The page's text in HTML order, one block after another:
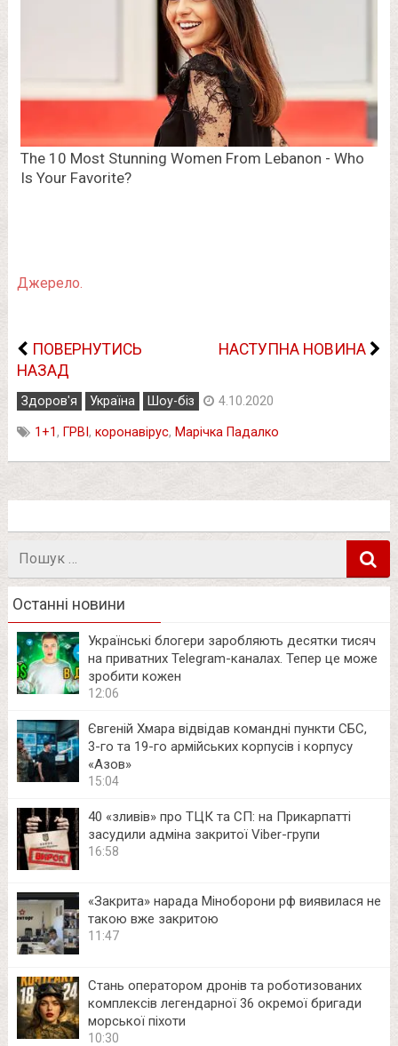
Джерело.
ПОВЕРНУТИСЬ
НАЗАД
НАСТУПНА НОВИНА
Здоров'я Україна Шоу-біз 4.10.2020
1+1, ГРВІ , коронавірус, Марічка Падалко
Пошук
Останні новини
Українські блогери заробляють десятки тисяч
на приватних Telegram-каналах. Тепер це може
зробити кожен
12:06
Євгеній Хмара відвідав командні пункти СБС,
3-го та 19-го армійських корпусів і корпусу
«Азов»
15:04
40 «зливів» про ТЦК та СП: на Прикарпатті
засудили адміна закритої Viber-групи
16:58
«Закрита» нарада Міноборони рф виявилася не
такою вже закритою
11:47
Стань оператором дронів та роботизованих
комплексів легендарної 36 окремої бригади
морської піхоти
10:30